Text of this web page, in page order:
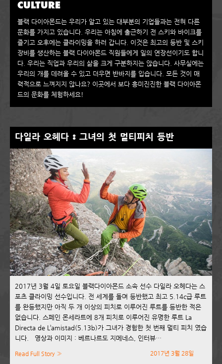
CULTURE
블랙 다이아몬드는 우리가 알고 있는 대부분의 기업들과는 전혀 다른
문화를 가지고 있습니다. 우리는 아침에 출근하기 전 스키와 바이크를
즐기고 오후에는 클라이밍을 하러 갑니다. 이것은 최고의 등반 및 스키
장비를 생산하는 블랙 다이아몬드 직원들에게 일의 연장선이기도 합니
다. 우리는 직업과 우리의 삶을 크게 구분하지는 않습니다. 사무실에는
우리의 개를 데려올 수 있고 더우면 반바지를 입습니다. 모든 것이 매
력적으로 느껴지지 않나요? 이곳에서 보다 흥미진진한 블랙 다이아몬
드의 문화를 체험하세요!
다일라 오헤다 : 그녀의 첫 멀티피치 등반
2017년 3월 4일 토요일 블랙다이아몬드 소속 선수 다일라 오헤다는 스
포츠 클라이밍 선수입니다. 전 세계를 돌며 등반했고 최고 5.14c급 루트
를 완등했지만 아직 두 개 이상의 피치로 이루어진 루트를 등반한 적은
없습니다. 스페인 몬세라트에 8개 피치로 이루어진 유명한 루트 La
Directa de L’amistad(5.13b)가 그녀가 경험한 첫 번째 멀티 피치 였습
니다. 영상과 이미지 : 베르나르도 지메네스, 인터뷰…
2017년 3월 28일
Read Full Story »